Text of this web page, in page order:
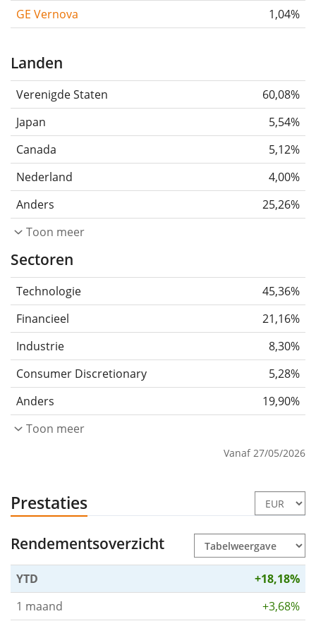
GE Vernova
1,04%
Landen
Verenigde Staten
60,08%
Japan
5,54%
Canada
5,12%
Nederland
4,00%
Anders
25,26%
Toon meer
Sectoren
Technologie
45,36%
Financieel
21,16%
Industrie
8,30%
Consumer Discretionary
5,28%
Anders
19,90%
Toon meer
Vanaf 27/05/2026
Prestaties
Rendementsoverzicht
YTD
+18,18%
1 maand
+3,68%